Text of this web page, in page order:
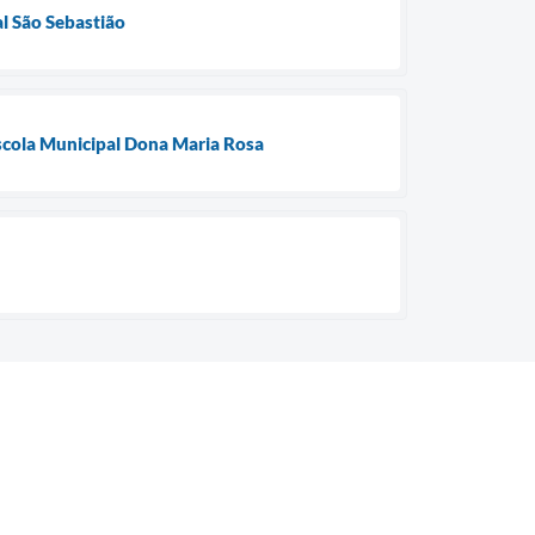
São Sebastião
Municipal Dona Maria Rosa